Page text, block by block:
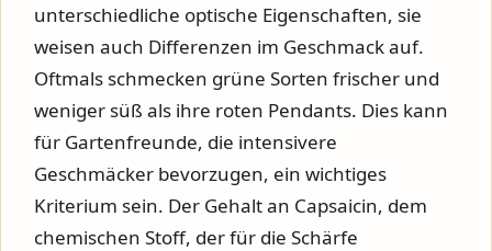
unterschiedliche optische Eigenschaften, sie
weisen auch Differenzen im Geschmack auf.
Oftmals schmecken grüne Sorten frischer und
weniger süß als ihre roten Pendants. Dies kann
für Gartenfreunde, die intensivere
Geschmäcker bevorzugen, ein wichtiges
Kriterium sein. Der Gehalt an Capsaicin, dem
chemischen Stoff, der für die Schärfe